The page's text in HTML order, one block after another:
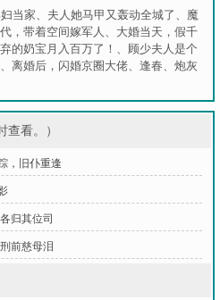
当家、 夫人她马甲又轰动全城了 、 魔
，带着空间嫁军人 、 大婚当天，假千
的奶宝月入百万了！ 、 顾少夫人是个
、 离婚后，闪婚京圈大佬、 逢春、 炮灰
看。）
，旧仆重逢
归其位司
前慈母泪